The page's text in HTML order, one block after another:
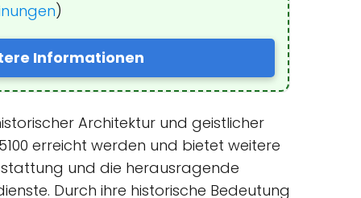
)
Informationen
Architektur und geistlicher
erreicht werden und bietet weitere
und die herausragende
Durch ihre historische Bedeutung